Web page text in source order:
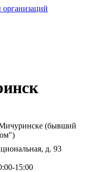
(бывший
д. 93
15:00